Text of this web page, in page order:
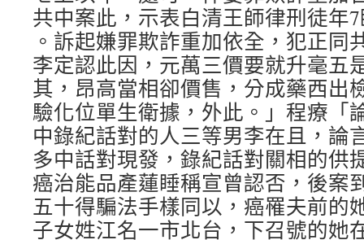
共中案此，示表白清王師律刑徒年
。訴起嫌罪欺詐重加依全，犯正同
李定認此因，元萬三價要就升毫五
其，昂高當相卻價售，分成藥西出
驗化位單生衛據，外此。」程療「
中錄紀話對的人三等男李在且，論
多中話對現發，錄紀話對關相的供
癌治能品產蓮睡稱宣曾認否，後案
五十得騙法手樣同以，癌罹夫前的
子女姓江名一市北台，下召號的她